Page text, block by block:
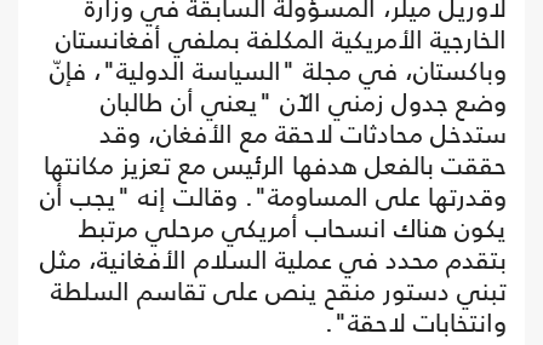
الخارجية الأمريكية المكلفة بملفي أفغانستان
وباكستان، في مجلة "السياسة الدولية"، فإنّ
وضع جدول زمني الآن "يعني أن طالبان
ستدخل محادثات لاحقة مع الأفغان، وقد
حققت بالفعل هدفها الرئيس مع تعزيز مكانتها
وقدرتها على المساومة". وقالت إنه "يجب أن
يكون هناك انسحاب أمريكي مرحلي مرتبط
بتقدم محدد في عملية السلام الأفغانية، مثل
تبني دستور منقح ينص على تقاسم السلطة
وانتخابات لاحقة".